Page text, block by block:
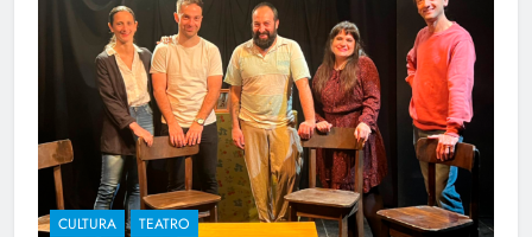
CULTURA TEATRO